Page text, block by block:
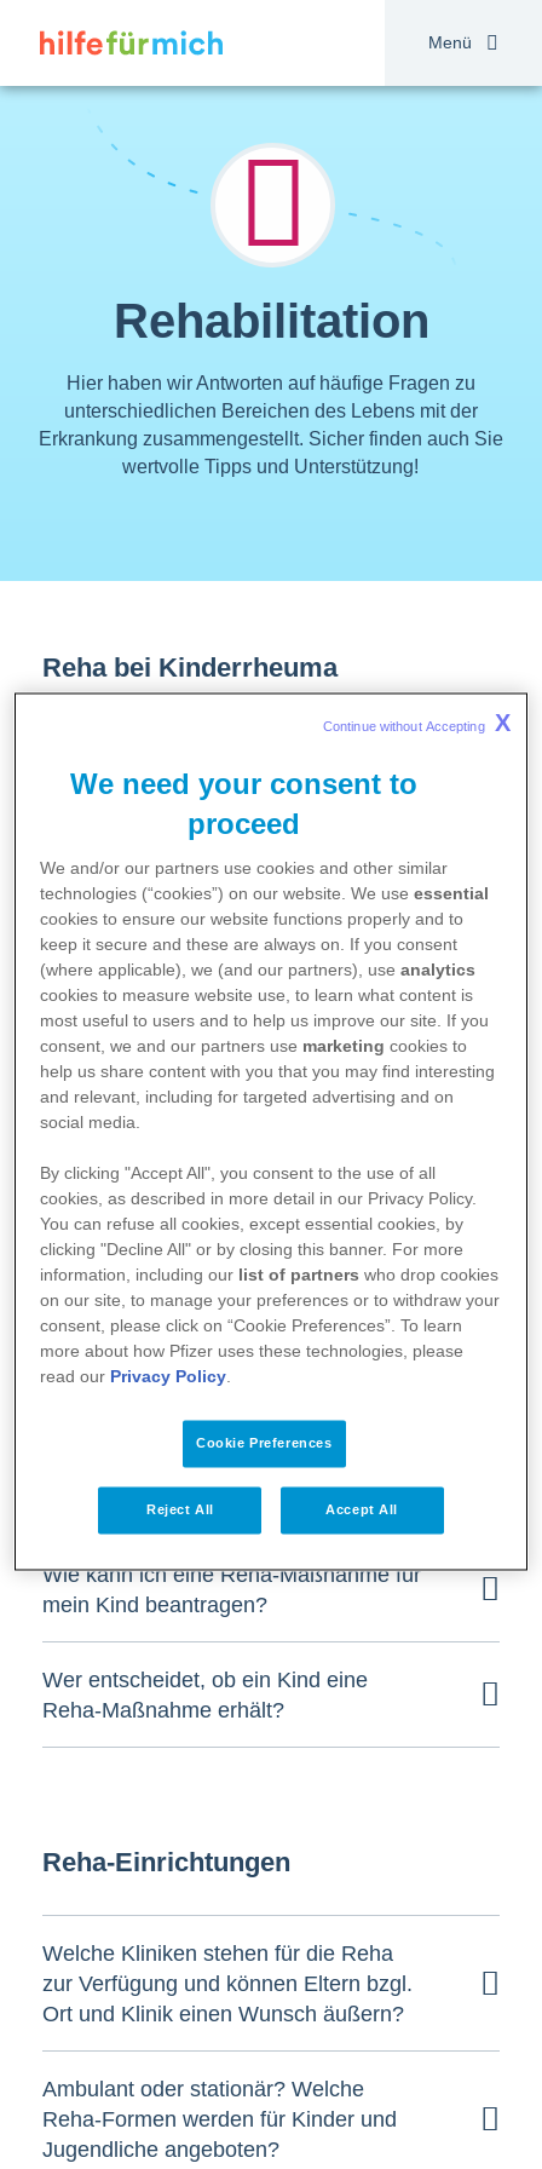
Inhalt
Menü
Rehabilitation
Hier haben wir Antworten auf häufige Fragen zu
unterschiedlichen Bereichen des Lebens mit der
Erkrankung zusammengestellt. Sicher finden auch Sie
wertvolle Tipps und Unterstützung!
Reha bei Kinderrheuma
begleiten?
Was ist der Unterschied zwischen einer
Reha-Maßnahme und einer Mutter-
Kind-Kur bzw. Vater-Kind-Kur?
Können Kinder und Jugendliche bei
Kinderrheuma Reha-Maßnahmen in
Anspruch nehmen?
Welche Voraussetzungen müssen
Kinder und Jugendliche für eine Reha-
Maßnahme erfüllen?
Wo können Eltern sich bzgl. einer
Reha-Maßnahme für ihr Kind beraten
lassen?
Antrag/ Kostenübernahme
Wie kann ich eine Reha-Maßnahme für
mein Kind beantragen?
Wer entscheidet, ob ein Kind eine
Reha-Maßnahme erhält?
Reha-Einrichtungen
Welche Kliniken stehen für die Reha
zur Verfügung und können Eltern bzgl.
Ort und Klinik einen Wunsch äußern?
Ambulant oder stationär? Welche
Reha-Formen werden für Kinder und
Jugendliche angeboten?
We need your consent to
proceed
We and/or our partners use cookies and other similar
technologies (“cookies”) on our website. We useessential
cookies to ensure our website functions properly and to
keep it secure and these are always on. If you consent
(where applicable), we (and our partners), useanalytics
cookies to measure website use, to learn what content is
most useful to users and to help us improve our site. If you
consent, we and our partners use marketing cookies to
help us share content with you that you may find interesting
and relevant, including for targeted advertising and on
social media.
By clicking "Accept All", you consent to the use of all
cookies, as described in more detail in our Privacy Policy.
You can refuse all cookies, except essential cookies, by
clicking "Decline All" or by closing this banner. For more
information, including our list of partners who drop cookies
on our site, to manage your preferences or to withdraw your
consent, please click on “Cookie Preferences”. To learn
more about how Pfizer uses these technologies, please
read our Privacy Policy
Cookie Preferences
Reject All Accept All
Continue without Accepting X